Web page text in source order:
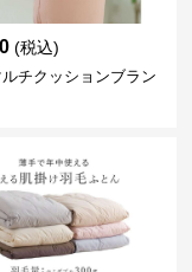
(税込)
チクッションブラン